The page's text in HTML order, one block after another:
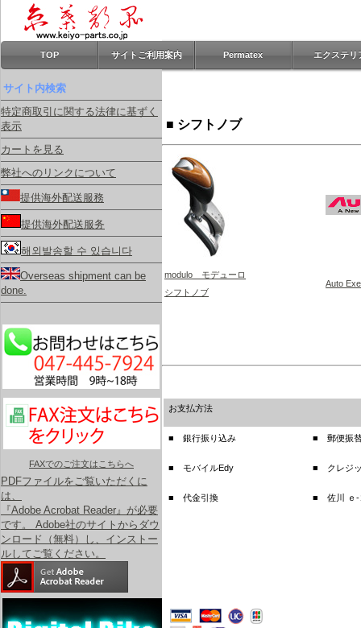
TOP サイトご利用案内 Permatex エクステリ
サイト内検索
特定商取引に関する法律に基ずく
表示
カートを見る
弊社へのリンクについて
提供海外配送服務
提供海外配送服务
해외발송할 수 있습니다
Overseas shipment can be
done.
FAXでのご注文はこちらへ
PDFファイルをご覧いただくに
は、
『Adobe Acrobat Reader』が必要
です。 Adobe社のサイトからダウ
ンロード（無料）し、インストー
ルしてご覧ください。
■ シフトノブ
modulo モデューロ
シフトノブ
Auto
お支払方法
■ 銀行振り込み ■ 郵便振
■ モバイルEdy ■ クレジ
■ 代金引換 ■ 佐川 ｅ-